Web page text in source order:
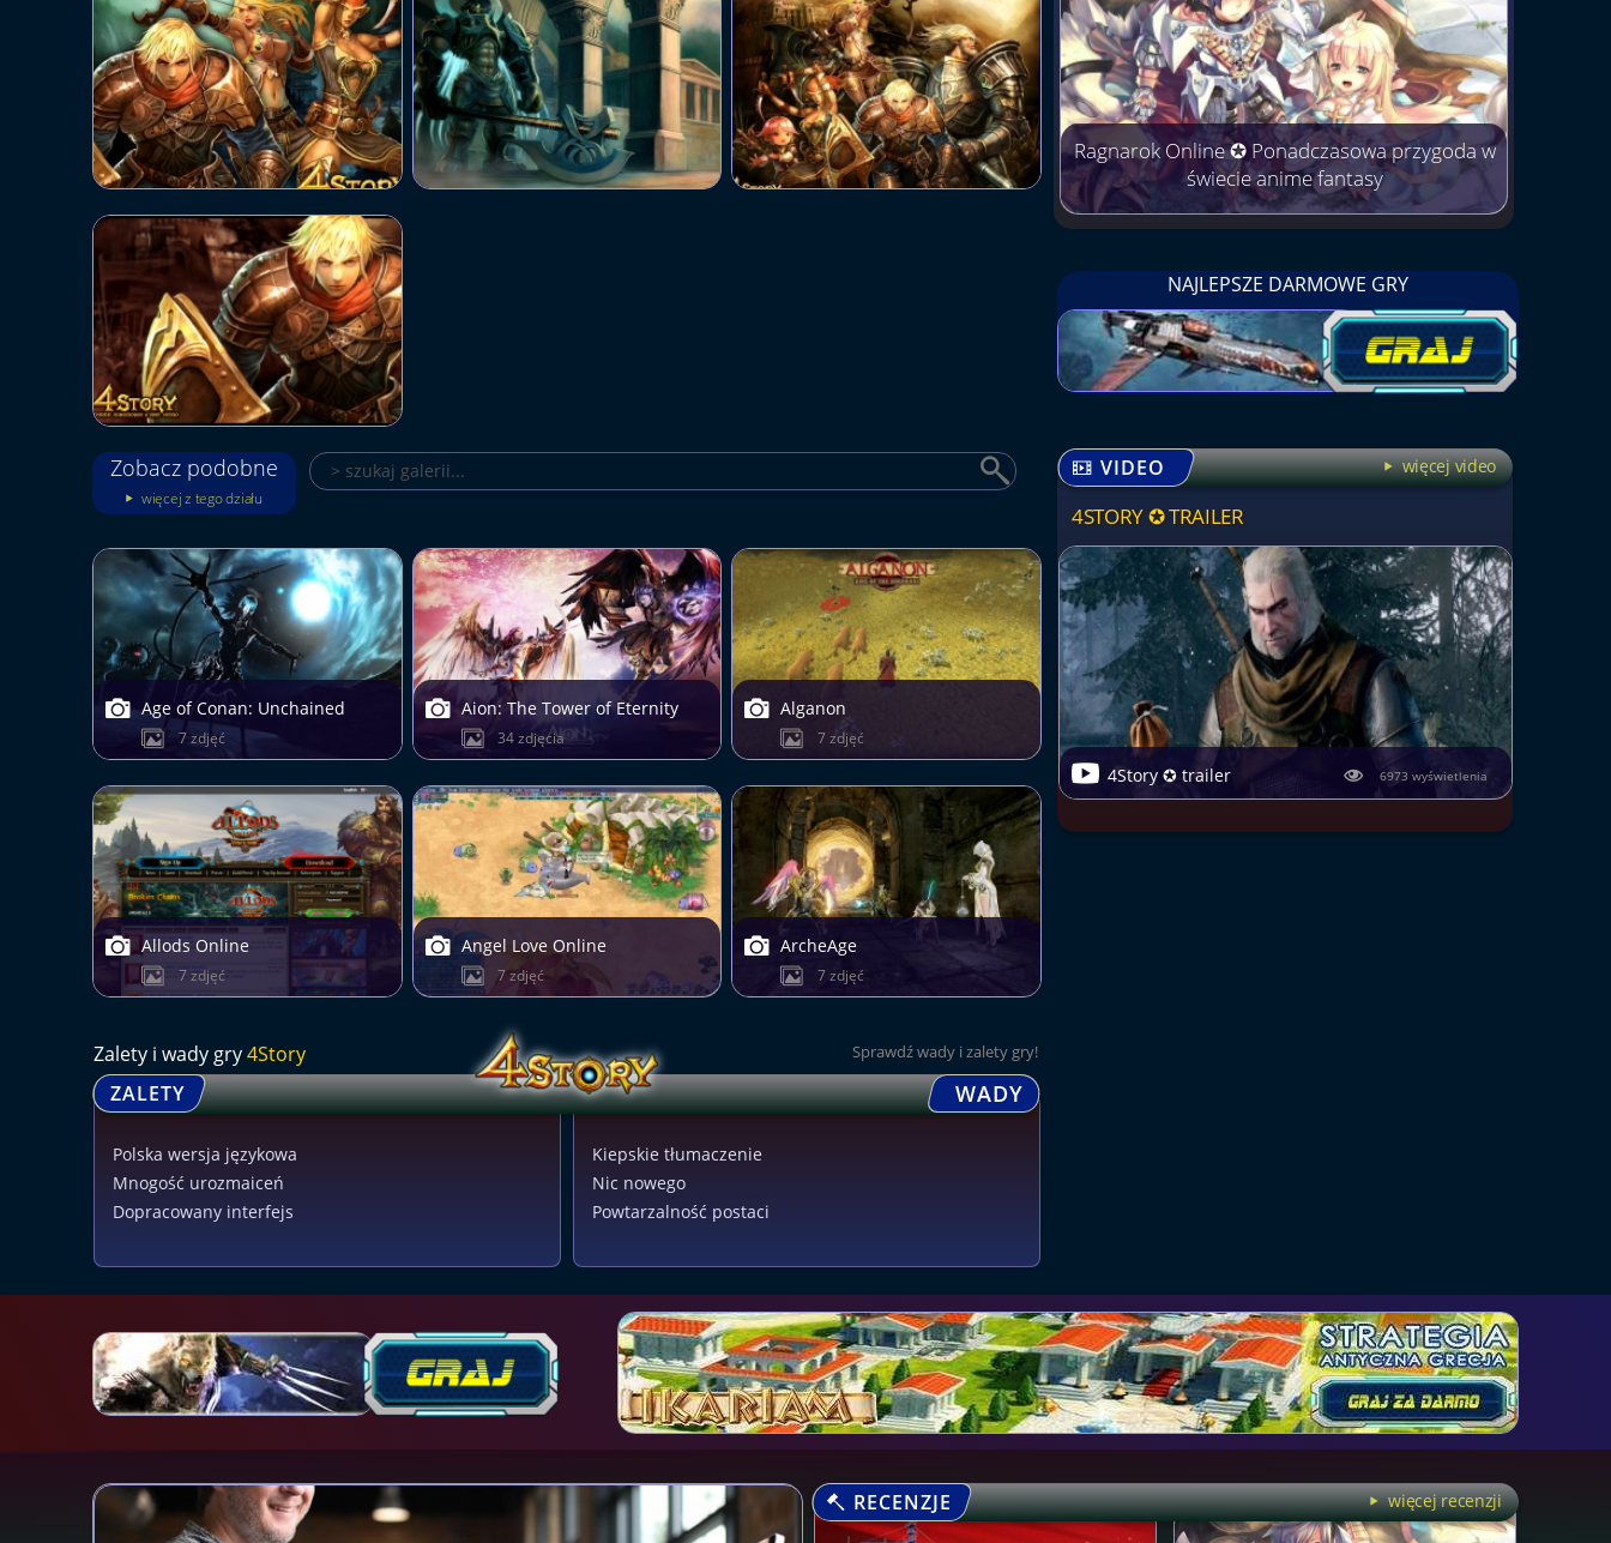
Zobacz podobne
więcej z tego działu
Age of Conan: Unchained
7 zdjęć
Aion: The Tower of Eternity
34 zdjęcia
Alganon
7 zdjęć
Allods Online
7 zdjęć
Angel Love Online
7 zdjęć
ArcheAge
7 zdjęć
Zalety i wady gry4Story Sprawdź wady i zalety gry!
ZALETY WADY
Polska wersja językowa
Mnogość urozmaiceń
Dopracowany interfejs
Kiepskie tłumaczenie
Nic nowego
Powtarzalność postaci
Ragnarok Online ✪ Ponadczasowa przygoda w
świecie anime fantasy
NAJLEPSZE DARMOWE GRY
VIDEO więcej video
4STORY ✪ TRAILER
4Story ✪ trailer 6973 wyświetlenia
RECENZJE więcej recenzji